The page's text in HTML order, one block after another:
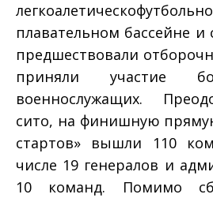
плавательном бассейне и
предшествовали
приняли участие
военнослужащих.
сито, на финишную
стартов» вышли 110
числе 19 генералов и
10 команд. Помимо